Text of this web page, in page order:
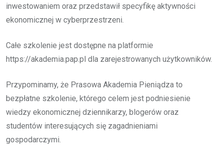
inwestowaniem oraz przedstawił specyfikę aktywności
ekonomicznej w cyberprzestrzeni.
Całe szkolenie jest dostępne na platformie
https://akademia.pap.pl dla zarejestrowanych użytkowników.
Przypominamy, że Prasowa Akademia Pieniądza to
bezpłatne szkolenie, którego celem jest podniesienie
wiedzy ekonomicznej dziennikarzy, blogerów oraz
studentów interesujących się zagadnieniami
gospodarczymi.